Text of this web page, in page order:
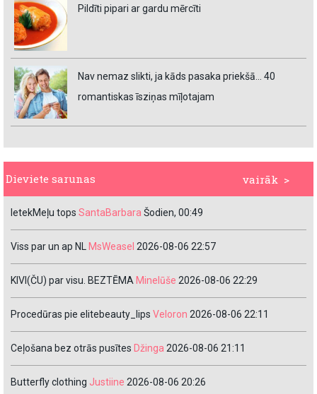
Pildīti pipari ar gardu mērcīti
Nav nemaz slikti, ja kāds pasaka priekšā… 40
romantiskas īsziņas mīļotajam
vairāk >
Dieviete sarunas
IetekMeļu tops SantaBarbara Šodien, 00:49
Viss par un ap NL MsWeasel 2026-08-06 22:57
KIVI(ČU) par visu. BEZTĒMA Minelūše 2026-08-06 22:29
Procedūras pie elitebeauty_lips Veloron 2026-08-06 22:11
Ceļošana bez otrās pusītes Džinga 2026-08-06 21:11
Butterfly clothing Justiine 2026-08-06 20:26